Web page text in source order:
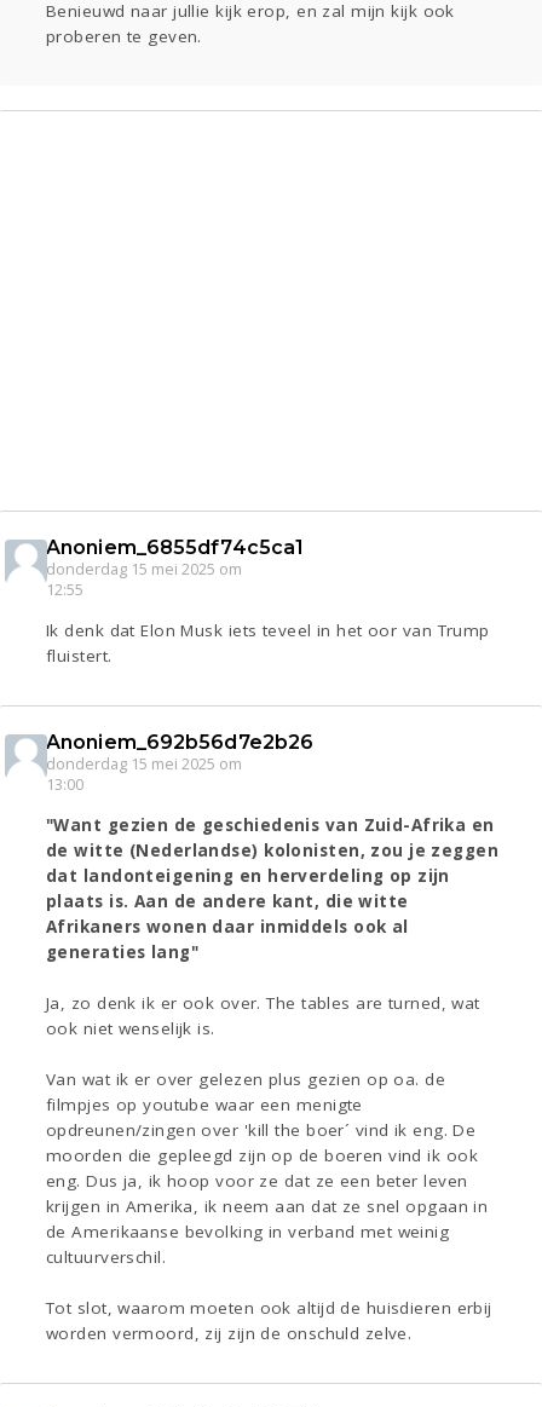
Benieuwd naar jullie kijk erop, en zal mijn kijk ook
proberen te geven.
Anoniem_6855df74c5ca1
donderdag 15 mei 2025 om
12:55
Ik denk dat Elon Musk iets teveel in het oor van Trump
fluistert.
Anoniem_692b56d7e2b26
donderdag 15 mei 2025 om
13:00
"Want gezien de geschiedenis van Zuid-Afrika en
de witte (Nederlandse) kolonisten, zou je zeggen
dat landonteigening en herverdeling op zijn
plaats is. Aan de andere kant, die witte
Afrikaners wonen daar inmiddels ook al
generaties lang"
Ja, zo denk ik er ook over. The tables are turned, wat
ook niet wenselijk is.
Van wat ik er over gelezen plus gezien op oa. de
filmpjes op youtube waar een menigte
opdreunen/zingen over 'kill the boer´ vind ik eng. De
moorden die gepleegd zijn op de boeren vind ik ook
eng. Dus ja, ik hoop voor ze dat ze een beter leven
krijgen in Amerika, ik neem aan dat ze snel opgaan in
de Amerikaanse bevolking in verband met weinig
cultuurverschil.
Tot slot, waarom moeten ook altijd de huisdieren erbij
worden vermoord, zij zijn de onschuld zelve.